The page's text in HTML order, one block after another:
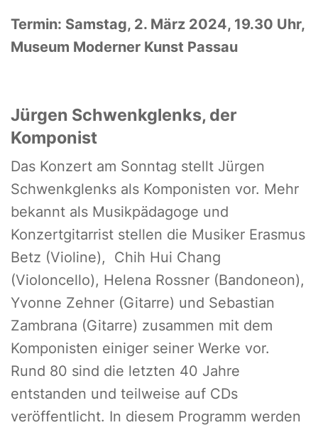
Termin: Samstag, 2. März 2024, 19.30 Uhr,
Museum Moderner Kunst Passau
Jürgen Schwenkglenks, der
Komponist
Das Konzert am Sonntag stellt Jürgen
Schwenkglenks als Komponisten vor. Mehr
bekannt als Musikpädagoge und
Konzertgitarrist stellen die Musiker Erasmus
Betz (Violine), Chih Hui Chang
(Violoncello), Helena Rossner (Bandoneon),
Yvonne Zehner (Gitarre) und Sebastian
Zambrana (Gitarre) zusammen mit dem
Komponisten einiger seiner Werke vor.
Rund 80 sind die letzten 40 Jahre
entstanden und teilweise auf CDs
veröffentlicht. In diesem Programm werden